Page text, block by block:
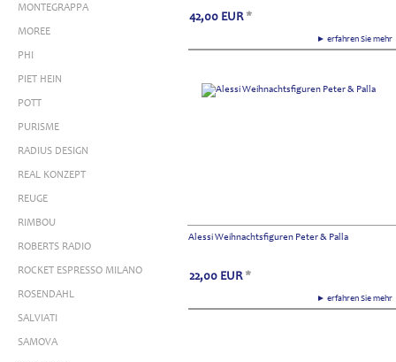
MONTEGRAPPA
MOREE
PHI
PIET HEIN
POTT
PURISME
RADIUS DESIGN
REAL KONZEPT
REUGE
RIMBOU
ROBERTS RADIO
ROCKET ESPRESSO MILANO
ROSENDAHL
SALVIATI
SAMOVA
► erfahren Sie
42,00 EUR *
Alessi Weihnachtsfiguren Peter & Palla
► erfahren Sie
22,00 EUR *